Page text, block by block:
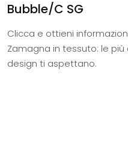
Bubble/C SG
Clicca e ottieni
Zamagna in tessuto: le
design ti aspettano.